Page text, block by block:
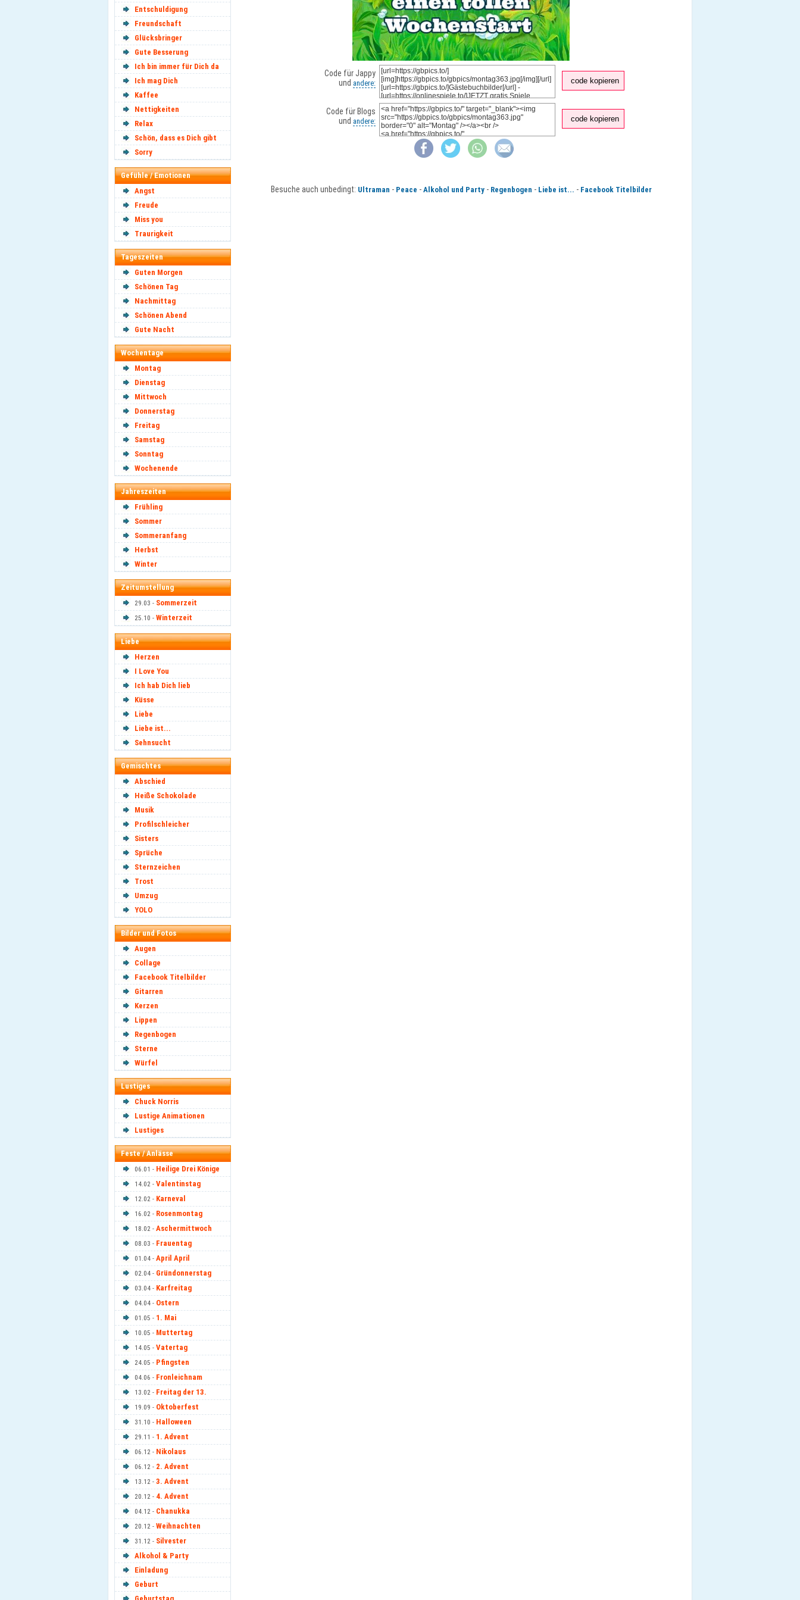
Entschuldigung
Freundschaft
Glücksbringer
Gute Besserung
Ich bin immer für Dich da
Ich mag Dich
Kaffee
Nettigkeiten
Relax
Schön, dass es Dich gibt
Sorry
Gefühle / Emotionen
Angst
Freude
Miss you
Traurigkeit
Tageszeiten
Guten Morgen
Schönen Tag
Nachmittag
Schönen Abend
Gute Nacht
Wochentage
Montag
Dienstag
Mittwoch
Donnerstag
Freitag
Samstag
Sonntag
Wochenende
Jahreszeiten
Frühling
Sommer
Sommeranfang
Herbst
Winter
Zeitumstellung
29.03 - Sommerzeit
25.10 - Winterzeit
Liebe
Herzen
I Love You
Ich hab Dich lieb
Küsse
Liebe
Liebe ist...
Sehnsucht
Gemischtes
Abschied
Heiße Schokolade
Musik
Profilschleicher
Sisters
Sprüche
Sternzeichen
Trost
Umzug
YOLO
Bilder und Fotos
Augen
Collage
Facebook Titelbilder
Gitarren
Kerzen
Lippen
Regenbogen
Sterne
Würfel
Lustiges
Chuck Norris
Lustige Animationen
Lustiges
Feste / Anlässe
06.01 - Heilige Drei Könige
14.02 - Valentinstag
12.02 - Karneval
16.02 - Rosenmontag
18.02 - Aschermittwoch
08.03 - Frauentag
01.04 - April April
02.04 - Gründonnerstag
03.04 - Karfreitag
04.04 - Ostern
01.05 - 1. Mai
10.05 - Muttertag
14.05 - Vatertag
24.05 - Pfingsten
04.06 - Fronleichnam
13.02 - Freitag der 13.
19.09 - Oktoberfest
31.10 - Halloween
29.11 - 1. Advent
06.12 - Nikolaus
06.12 - 2. Advent
13.12 - 3. Advent
20.12 - 4. Advent
04.12 - Chanukka
20.12 - Weihnachten
31.12 - Silvester
Alkohol & Party
Einladung
Geburt
Code für Jappy
und andere: code kopieren
Code für Blogs
und andere: code kopieren
Besuche auch unbedingt: Ultraman - Peace - Alkohol und Party- Regenbogen - Liebe ist... - Facebook Titelbilder